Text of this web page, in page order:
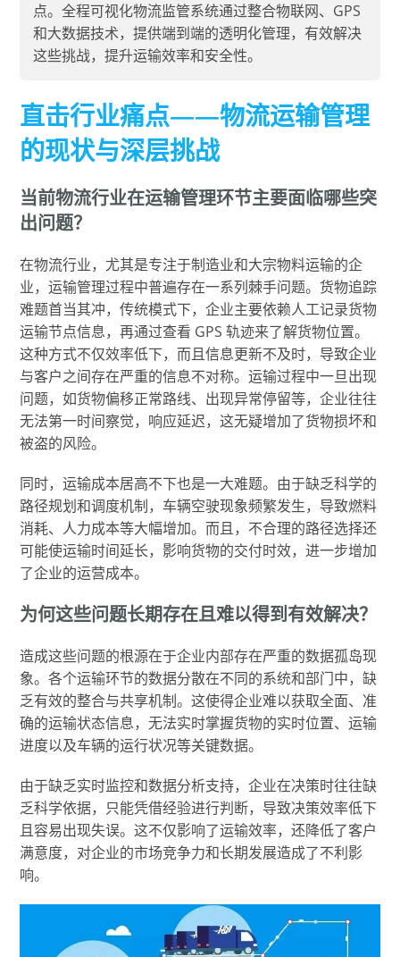
点。全程可视化物流监管系统通过整合物联网、GPS
和大数据技术，提供端到端的透明化管理，有效解决
这些挑战，提升运输效率和安全性。
直击行业痛点——物流运输管理
的现状与深层挑战
当前物流行业在运输管理环节主要面临哪些突
出问题？
在物流行业，尤其是专注于制造业和大宗物料运输的企
业，运输管理过程中普遍存在一系列棘手问题。货物追踪
难题首当其冲，传统模式下，企业主要依赖人工记录货物
运输节点信息，再通过查看 GPS 轨迹来了解货物位置。
这种方式不仅效率低下，而且信息更新不及时，导致企业
与客户之间存在严重的信息不对称。运输过程中一旦出现
问题，如货物偏移正常路线、出现异常停留等，企业往往
无法第一时间察觉，响应延迟，这无疑增加了货物损坏和
被盗的风险。
同时，运输成本居高不下也是一大难题。由于缺乏科学的
路径规划和调度机制，车辆空驶现象频繁发生，导致燃料
消耗、人力成本等大幅增加。而且，不合理的路径选择还
可能使运输时间延长，影响货物的交付时效，进一步增加
了企业的运营成本。
为何这些问题长期存在且难以得到有效解决？
造成这些问题的根源在于企业内部存在严重的数据孤岛现
象。各个运输环节的数据分散在不同的系统和部门中，缺
乏有效的整合与共享机制。这使得企业难以获取全面、准
确的运输状态信息，无法实时掌握货物的实时位置、运输
进度以及车辆的运行状况等关键数据。
由于缺乏实时监控和数据分析支持，企业在决策时往往缺
乏科学依据，只能凭借经验进行判断，导致决策效率低下
且容易出现失误。这不仅影响了运输效率，还降低了客户
满意度，对企业的市场竞争力和长期发展造成了不利影
响。